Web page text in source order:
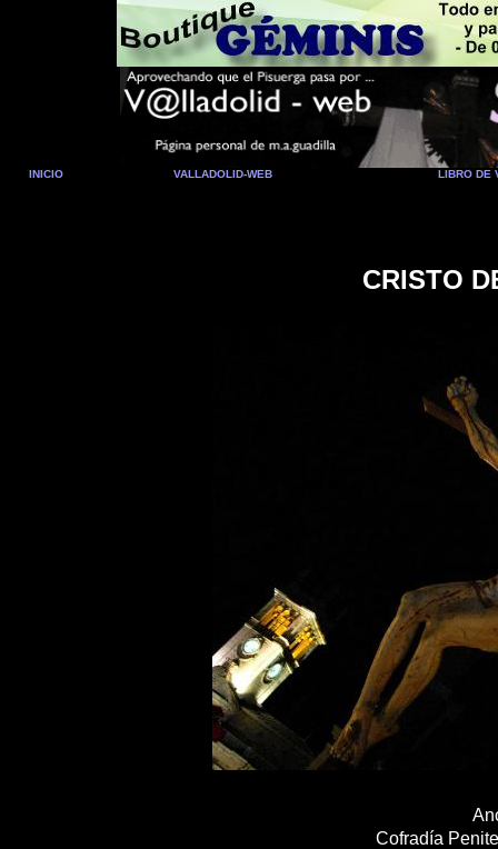
INICIO VALLADOLID-WEB LIBRO DE
CRISTO
Cofradía